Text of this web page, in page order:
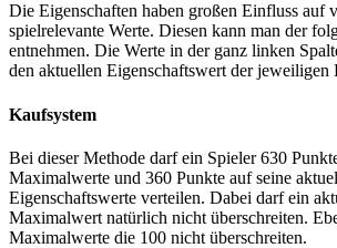
Die Eigenschaften haben großen Einfluss auf
spielrelevante Werte. Diesen kann man der
entnehmen. Die Werte in der ganz linken
den aktuellen Eigenschaftswert der jeweiligen
Kaufsystem
Bei dieser Methode darf ein Spieler 630
Maximalwerte und 360 Punkte auf seine
Eigenschaftswerte verteilen. Dabei darf ein
Maximalwert natürlich nicht überschreiten.
Maximalwerte die 100 nicht überschreiten.